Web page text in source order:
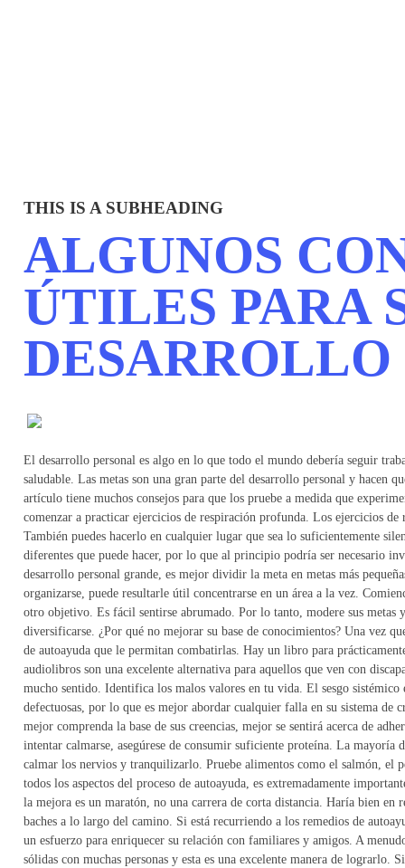
THIS IS A SUBHEADING
ALGUNOS
ÚTILES PARA
DESARROLLO
El desarrollo personal es algo en lo que todo el mundo debería seguir
saludable. Las metas son una gran parte del desarrollo personal y hacen
artículo tiene muchos consejos para que los pruebe a medida que
comenzar a practicar ejercicios de respiración profunda. Los ejercicios
También puedes hacerlo en cualquier lugar que sea lo suficientemente
diferentes que puede hacer, por lo que al principio podría ser necesario
desarrollo personal grande, es mejor dividir la meta en metas más
organizarse, puede resultarle útil concentrarse en un área a la vez.
otro objetivo. Es fácil sentirse abrumado. Por lo tanto, modere sus
diversificarse. ¿Por qué no mejorar su base de conocimientos? Una vez
de autoayuda que le permitan combatirlas. Hay un libro para
audiolibros son una excelente alternativa para aquellos que ven con
mucho sentido. Identifica los malos valores en tu vida. El sesgo
defectuosas, por lo que es mejor abordar cualquier falla en su sistema de
mejor comprenda la base de sus creencias, mejor se sentirá acerca de
intentar calmarse, asegúrese de consumir suficiente proteína. La mayoría
calmar los nervios y tranquilizarlo. Pruebe alimentos como el salmón, el
todos los aspectos del proceso de autoayuda, es extremadamente
la mejora es un maratón, no una carrera de corta distancia. Haría bien en
baches a lo largo del camino. Si está recurriendo a los remedios de
un esfuerzo para enriquecer su relación con familiares y amigos. A
sólidas con muchas personas y esta es una excelente manera de lograrlo.